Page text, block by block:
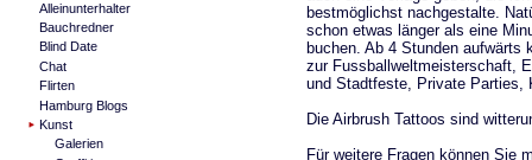
Alleinunterhalter
Bauchredner
Blind Date
Chat
Flirten
Hamburg Blogs
Kunst
Galerien
bestmöglichst nachgestalte.
schon etwas länger als eine
buchen. Ab 4 Stunden aufwärts
zur Fussballweltmeisterschaft,
und Stadtfeste, Private Parties,
Die Airbrush Tattoos sind
Für weitere Fragen können Sie